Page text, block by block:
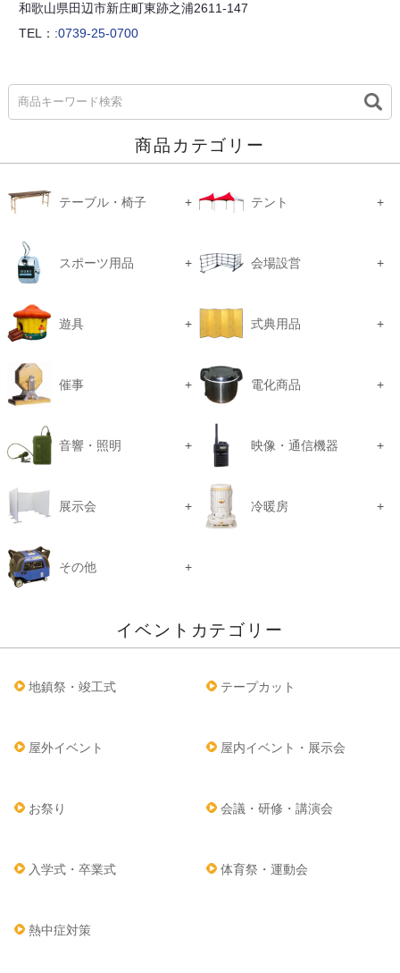
商品カテゴリー
テーブル・椅子 テント
スポーツ用品 会場設営
遊具 式典用品
催事 電化商品
音響・照明 映像・通信機器
展示会 冷暖房
その他
イベントカテゴリー
地鎮祭・竣工式 テープカット
屋外イベント 屋内イベント・展示会
お祭り 会議・研修・講演会
入学式・卒業式 体育祭・運動会
熱中症対策
和歌山県田辺市新庄町東跡之浦2611-147
TEL：:0739-25-0700